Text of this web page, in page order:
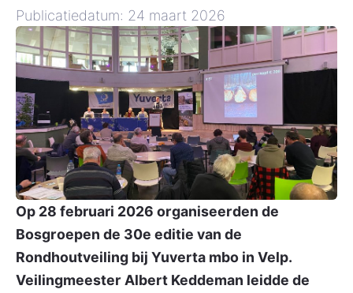
Publicatiedatum: 24 maart 2026
Op 28 februari 2026 organiseerden de
Bosgroepen de 30e editie van de
Rondhoutveiling bij Yuverta mbo in Velp.
Veilingmeester Albert Keddeman leidde de